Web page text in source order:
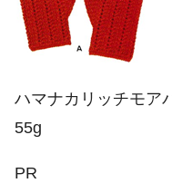
ハマナカリッチモア
55g
PR